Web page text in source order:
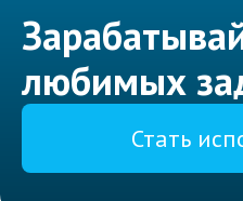
любимых
Стать